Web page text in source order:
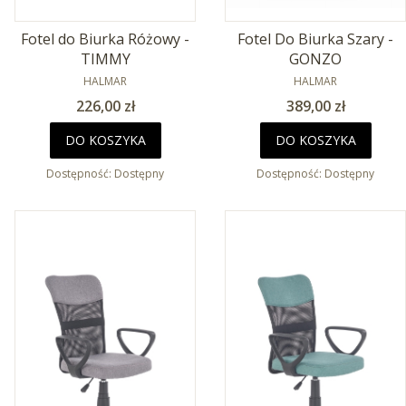
Fotel do Biurka Różowy -
TIMMY
PRODUCENT
HALMAR
Cena
226,00 zł
DO KOSZYKA
Dostępność: Dostępny
Fotel Do Biurka Szary -
GONZO
PRODUCENT
HALMAR
Cena
389,00 zł
DO KOSZYKA
Dostępność: Dostępny